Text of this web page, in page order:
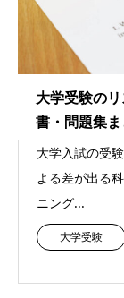
大学受験の
書・問題集
大学入試の受
よる差が出る
ニング...
大学受験